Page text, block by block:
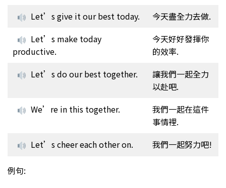
Let’s give it our best today.
今天盡全力去做.
Let’s make today
productive.
今天好好發揮你
的效率.
Let’s do our best together.
讓我們一起全力
以赴吧.
We’re in this together.
我們一起在這件
事情裡.
Let’s cheer each other on.
我們一起努力吧!
例句: